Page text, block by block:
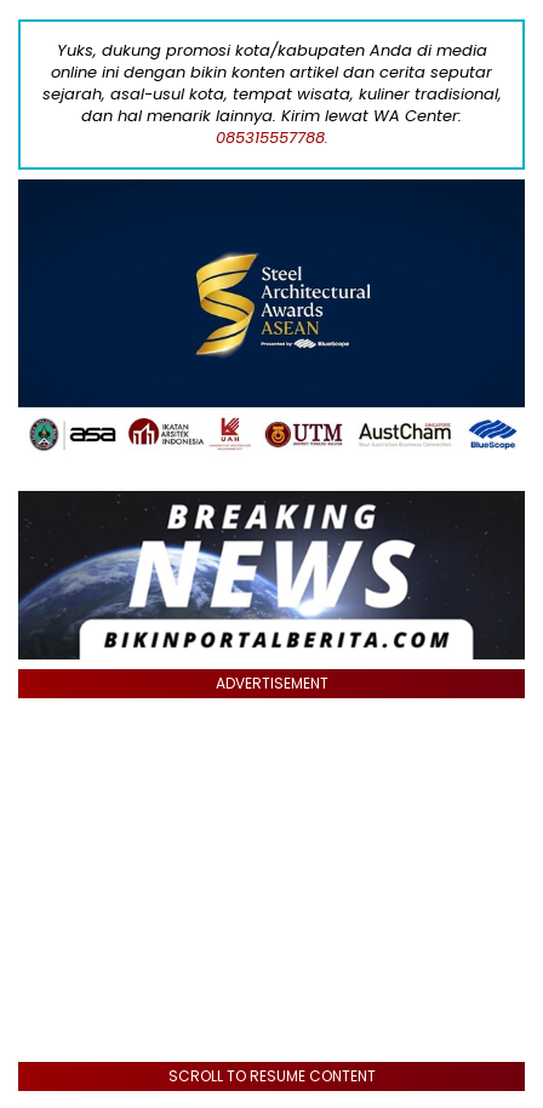
Yuks, dukung promosi kota/kabupaten Anda di media
online ini dengan bikin konten artikel dan cerita seputar
sejarah, asal-usul kota, tempat wisata, kuliner tradisional,
dan hal menarik lainnya. Kirim lewat WA Center:
085315557788.
ADVERTISEMENT
SCROLL TO RESUME CONTENT